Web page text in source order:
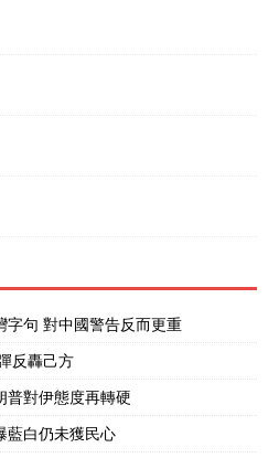
字句 對中國警告反而更重
反轟己方
普對伊態度再轉硬
藍白仍未獲民心